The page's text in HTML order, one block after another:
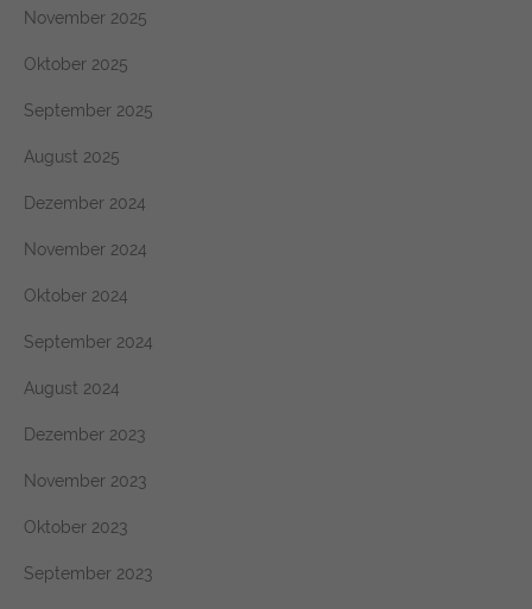
November 2025
Oktober 2025
September 2025
August 2025
Dezember 2024
November 2024
Oktober 2024
September 2024
August 2024
Dezember 2023
November 2023
Oktober 2023
September 2023